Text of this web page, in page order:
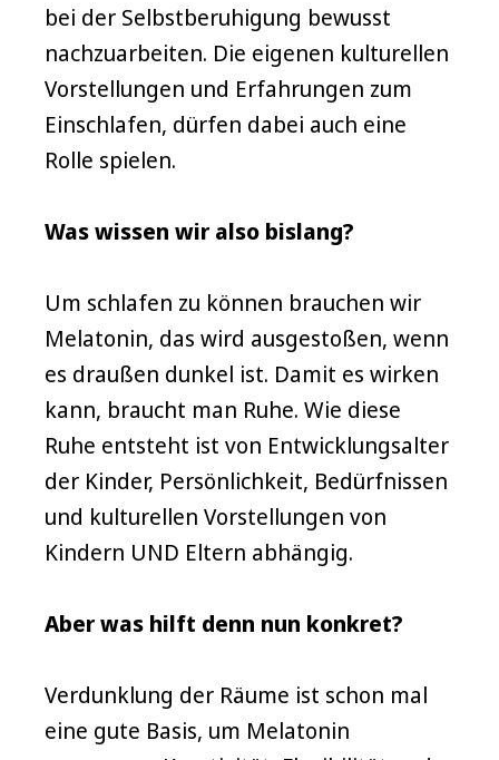
bei der Selbstberuhigung bewusst
nachzuarbeiten. Die eigenen kulturellen
Vorstellungen und Erfahrungen zum
Einschlafen, dürfen dabei auch eine
Rolle spielen.
Was wissen wir also bislang?
Um schlafen zu können brauchen wir
Melatonin, das wird ausgestoßen, wenn
es draußen dunkel ist. Damit es wirken
kann, braucht man Ruhe. Wie diese
Ruhe entsteht ist von Entwicklungsalter
der Kinder, Persönlichkeit, Bedürfnissen
und kulturellen Vorstellungen von
Kindern UND Eltern abhängig.
Aber was hilft denn nun konkret?
Verdunklung der Räume ist schon mal
eine gute Basis, um Melatonin